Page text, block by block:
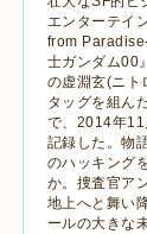
エンターテイ
from
士ガンダム00
の虚淵玄(ニト
タッグを組ん
で、 2014年11
記録した。物
のハッキング
か。捜査官ア
地上へと舞い
ールの大きな